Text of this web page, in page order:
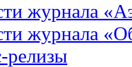
журнала
журнала
релизы